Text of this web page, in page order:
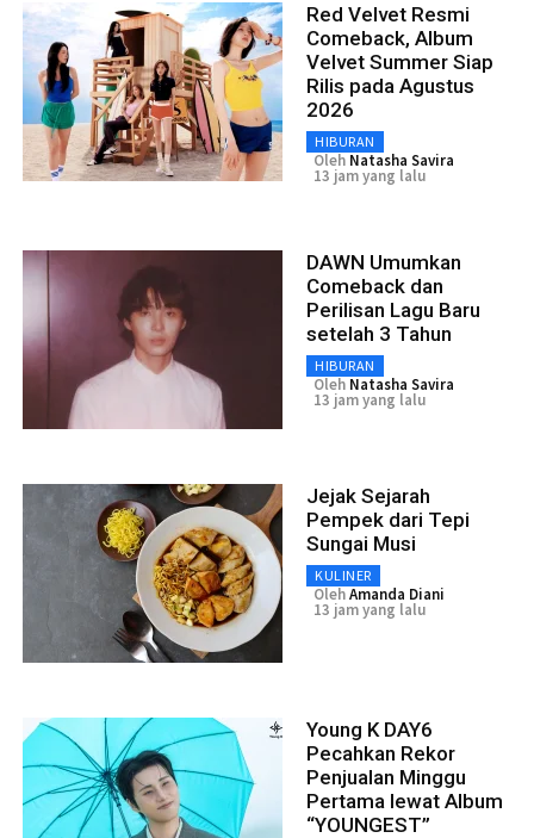
Red Velvet Resmi
Comeback, Album
Velvet Summer Siap
Rilis pada Agustus
2026
HIBURAN
Oleh Natasha Savira
13 jam yang lalu
DAWN Umumkan
Comeback dan
Perilisan Lagu Baru
setelah 3 Tahun
HIBURAN
Oleh Natasha Savira
13 jam yang lalu
Jejak Sejarah
Pempek dari Tepi
Sungai Musi
KULINER
OlehAmanda Diani
13 jam yang lalu
Young K DAY6
Pecahkan Rekor
Penjualan Minggu
Pertama lewat Album
“YOUNGEST”